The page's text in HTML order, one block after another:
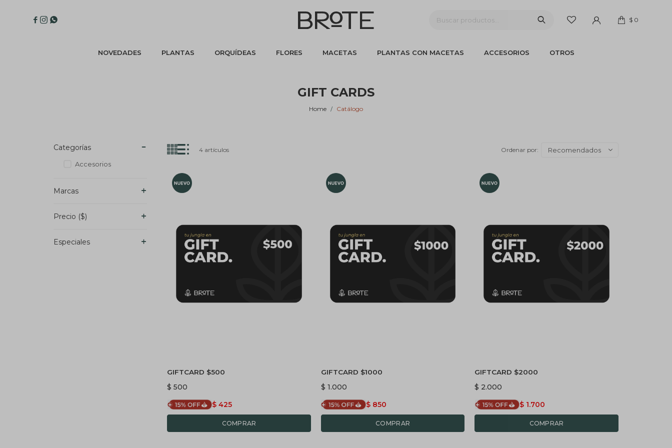
NOVEDADES PLANTAS ORQUÍDEAS FLORES MACETAS PLANTAS CON MACETAS ACCESORIOS OTROS
$ 0
  
GIFT CARDS
Home Catálogo
4 artículos Recomendados
GIFTCARD $500
$ 500
$ 425
GIFTCARD $1000
$ 1.000
$ 850
GIFTCARD $2000
$ 2.000
$ 1.700
Categorías
Accesorios
Marcas
Precio ($)
Especiales